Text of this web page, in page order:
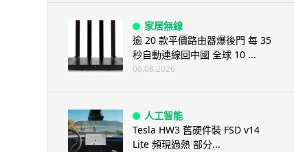
家居無線
逾 20 款平價路由器爆後門 每 35
秒自動連線回中國 全球 10 ...
06.08.2026
人工智能
Tesla HW3 舊硬件裝 FSD v14
Lite 頻現過熱 部分...